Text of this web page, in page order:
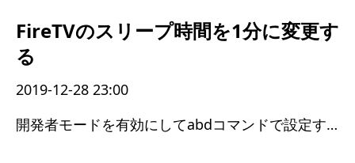
FireTVのスリープ時間を1分に変更す
る
2019-12-28 23:00
開発者モードを有効にしてabdコマンドで設定する必要があった